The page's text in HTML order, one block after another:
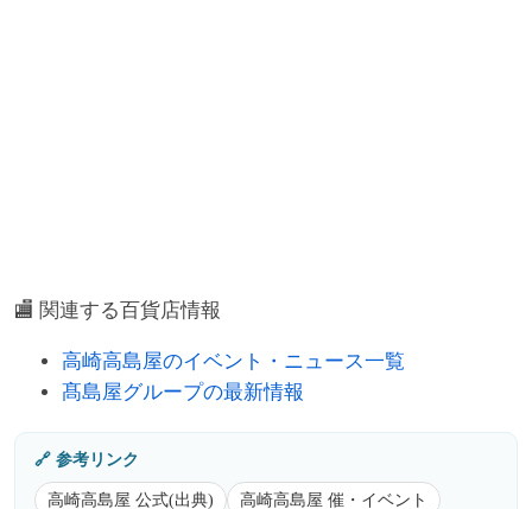
🏬 関連する百貨店情報
高崎高島屋のイベント・ニュース一覧
髙島屋グループの最新情報
🔗 参考リンク
高崎高島屋 公式(出典) 高崎高島屋 催・イベント